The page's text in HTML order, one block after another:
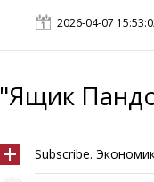
2026-04-07
"Ящик
Subscribe.